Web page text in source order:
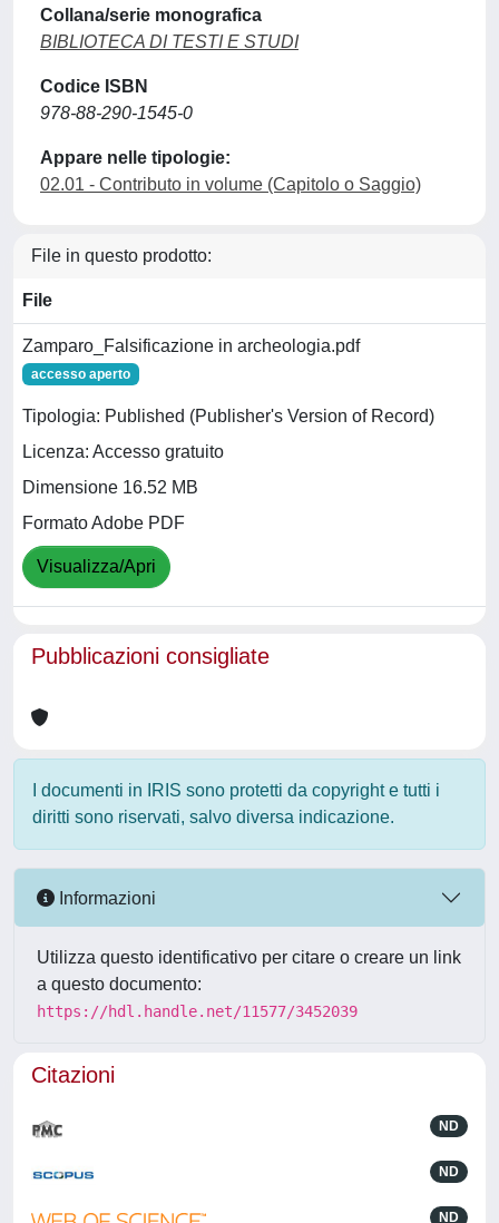
Collana/serie monografica
BIBLIOTECA DI TESTI E STUDI
Codice ISBN
978-88-290-1545-0
Appare nelle tipologie:
02.01 - Contributo in volume (Capitolo o Saggio)
File in questo prodotto:
File
Zamparo_Falsificazione in archeologia.pdf
accesso aperto
Tipologia: Published (Publisher's Version of Record)
Licenza: Accesso gratuito
Dimensione 16.52 MB
Formato Adobe PDF
Visualizza/Apri
Pubblicazioni consigliate
I documenti in IRIS sono protetti da copyright e tutti i
diritti sono riservati, salvo diversa indicazione.
Informazioni
Utilizza questo identificativo per citare o creare un link
a questo documento:
https://hdl.handle.net/11577/3452039
Citazioni
ND
ND
ND